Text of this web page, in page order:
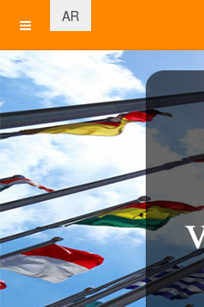
اختر لغتك
AR